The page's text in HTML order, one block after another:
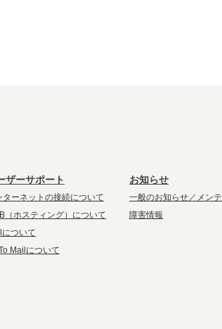
ザーサポート
ターネットの接続について
（ホスティング）について
について
Mailについて
お知らせ
一般のお知らせ／メン
障害情報